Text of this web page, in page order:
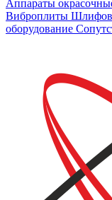
Аппараты
Виброплиты
оборудование